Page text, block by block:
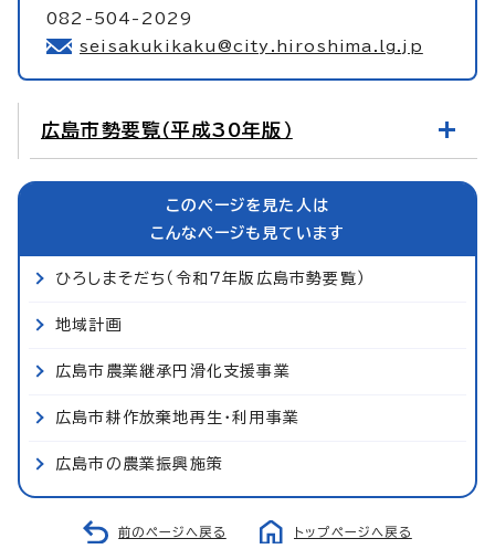
082-504-2029
seisakukikaku@city.hiroshima.lg.jp
広島市勢要覧（平成30年版）
このページを見た人は
こんなページも見ています
ひろしまそだち（令和7年版広島市勢要覧）
地域計画
広島市農業継承円滑化支援事業
広島市耕作放棄地再生・利用事業
広島市の農業振興施策
前のページへ戻る トップページへ戻る